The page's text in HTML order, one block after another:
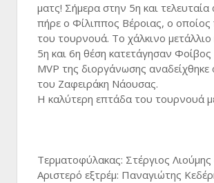
ματς! Σήμερα στην 5η και
πήρε ο Φίλιππος Βέροιας, ο
του τουρνουά. Το χάλκινο
5η και 6η θέση κατετάγησαν
MVP της διοργάνωσης
του Ζαφειράκη Νάουσας.
Η καλύτερη επτάδα του
Τερματοφύλακας: Στέργιος
Αριστερό εξτρέμ: Παναγιώτης